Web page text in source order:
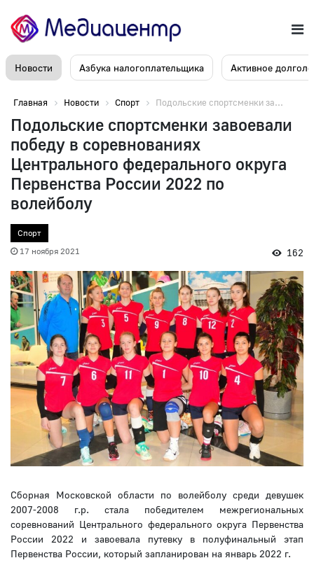
Новости Азбука налогоплательщика Активное
Главная Новости Спорт Подольские спортсменки за...
Подольские спортсменки завоевали
победу в соревнованиях
Центрального федерального округа
Первенства России 2022 по
волейболу
Спорт
17 ноября 2021
162
Сборная Московской области по волейболу среди девушек
2007-2008 г.р. стала победителем межрегиональных
соревнований Центрального федерального округа Первенства
России 2022 и завоевала путевку в полуфинальный этап
Первенства России, который запланирован на январь 2022 г.